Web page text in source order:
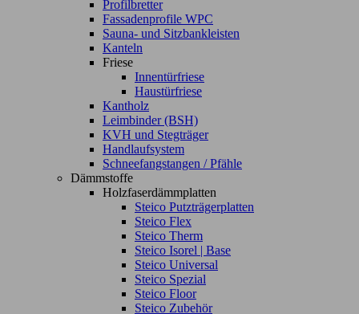
Profilbretter
Fassadenprofile WPC
Sauna- und Sitzbankleisten
Kanteln
Friese
Innentürfriese
Haustürfriese
Kantholz
Leimbinder (BSH)
KVH und Stegträger
Handlaufsystem
Schneefangstangen / Pfähle
Dämmstoffe
Holzfaserdämmplatten
Steico Putzträgerplatten
Steico Flex
Steico Therm
Steico Isorel | Base
Steico Universal
Steico Spezial
Steico Floor
Steico Zubehör